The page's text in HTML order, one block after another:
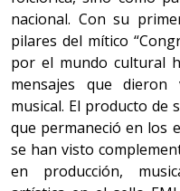
nacional. Con su
pilares del mítico
por el mundo cultural
mensajes que
musical. El producto de
que permaneció en los
se han visto
en producción,